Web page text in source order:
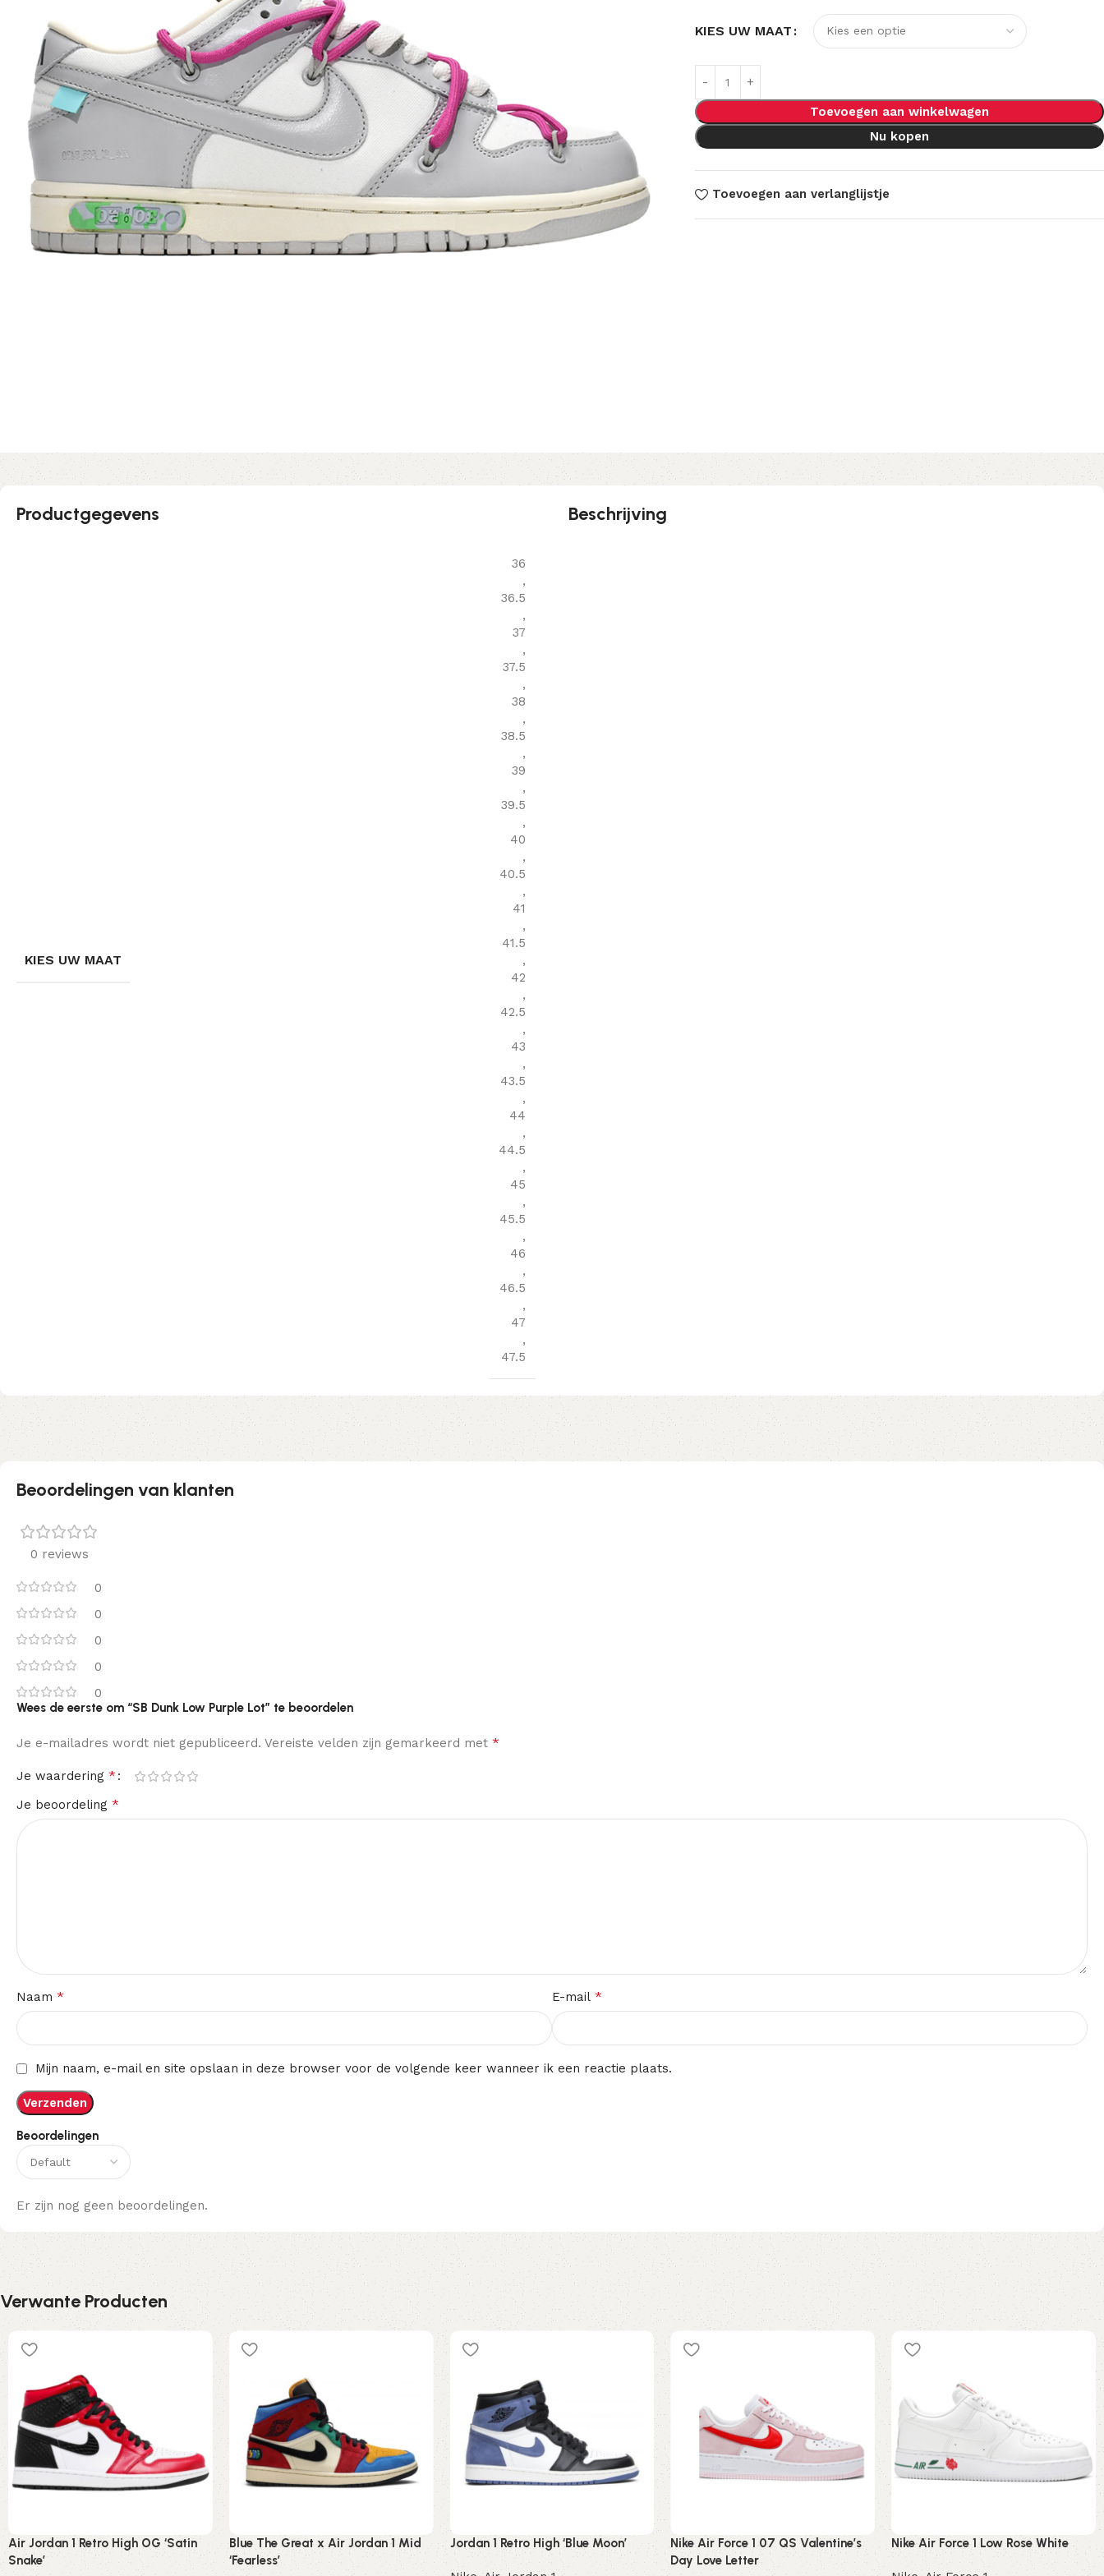
KIES UW MAAT
Toevoegen aan winkelwagen
Nu kopen
Toevoegen aan verlanglijstje
Productgegevens
KIES UW MAAT
36
,
36.5
,
37
,
37.5
,
38
,
38.5
,
39
,
39.5
,
40
,
40.5
,
41
,
41.5
,
42
,
42.5
,
43
,
43.5
,
44
,
44.5
,
45
,
45.5
,
46
,
46.5
,
47
,
47.5
Beschrijving
Beoordelingen van klanten
0 reviews
0
0
0
0
0
Beoordelingen
Er zijn nog geen beoordelingen.
Wees de eerste om “SB Dunk Low Purple Lot” te beoordelen
Je e-mailadres wordt niet gepubliceerd. Vereiste velden zijn gemarkeerd met *
Je waardering *
Je beoordeling *
Naam * E-mail *
Mijn naam, e-mail en site opslaan in deze browser voor de volgende keer wanneer ik een reactie plaats.
Verwante Producten
Air Jordan 1 Retro High OG ‘Satin
Snake’
Blue The Great x Air Jordan 1 Mid
‘Fearless’
Jordan 1 Retro High ‘Blue Moon’
Nike Air Force 1 07 QS Valentine’s
Day Love Letter
Nike Air Force 1 Low Rose White